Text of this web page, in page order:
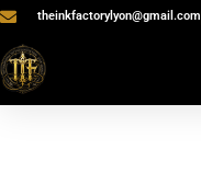
theinkfactorylyon@gmail.com